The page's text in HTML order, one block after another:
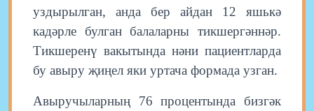
уздырылган, анда бер айдан 12 яшькә
кадәрле булган балаларны тикшергәннәр.
Тикшеренү вакытында нәни пациентларда
бу авыру җиңел яки уртача формада узган.
Авыручыларның 76 процентында бизгәк